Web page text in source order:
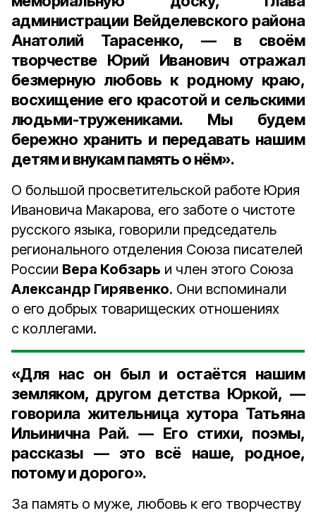
администрации Вейделевского района
Анатолий Тарасенко, — в своём
творчестве Юрий Иванович отражал
безмерную любовь к родному краю,
восхищение его красотой и сельскими
людьми-тружениками. Мы будем
бережно хранить и передавать нашим
детям и внукам память о нём».
О большой просветительской работе Юрия
Ивановича Макарова, его заботе о чистоте
русского языка, говорили председатель
регионального отделения Союза писателей
России Вера Кобзарь и член этого Союза
Александр Гирявенко. Они вспоминали
о его добрых товарищеских отношениях
с коллегами.
«Для нас он был и остаётся нашим
земляком, другом детства Юркой, —
говорила жительница хутора Татьяна
Ильинична Рай. — Его стихи, поэмы,
рассказы — это всё наше, родное,
потому и дорого».
За память о муже, любовь к его творчеству